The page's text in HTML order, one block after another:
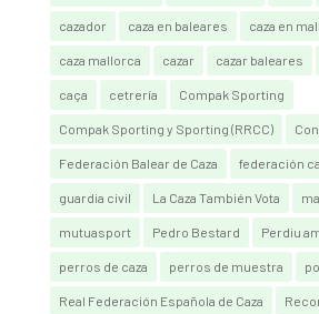
cazador caza en baleares caza en
caza mallorca cazar cazar baleares
caça cetrería Compak Sporting
Compak Sporting y Sporting (RRCC)
Federación Balear de Caza federación
guardia civil La Caza También Vota
mutuasport Pedro Bestard Perdiu
perros de caza perros de muestra
Real Federación Española de Caza